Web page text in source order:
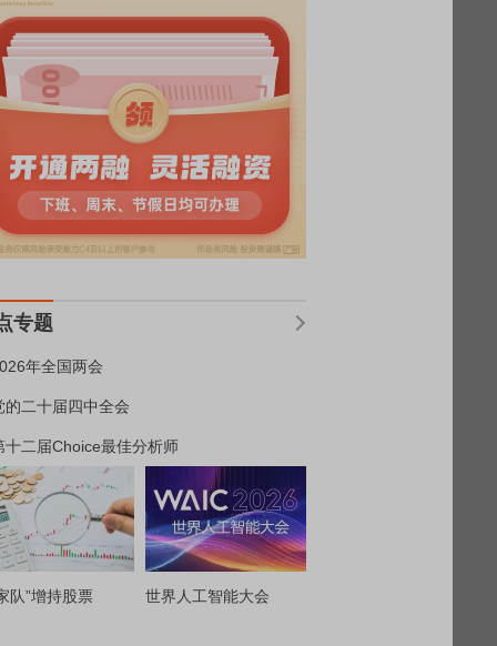
专题
年全国两会
的二十届四中全会
十二届Choice最佳分析师
队”增持股票 世界人工智能大会